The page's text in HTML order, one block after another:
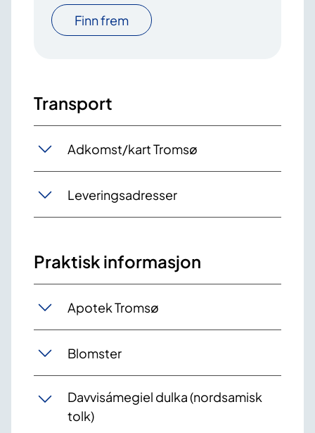
Finn frem
Transport
Adkomst/kart Tromsø
Leveringsadresser
Praktisk informasjon
Apotek Tromsø
Blomster
Davvisámegiel dulka (nordsamisk
tolk)